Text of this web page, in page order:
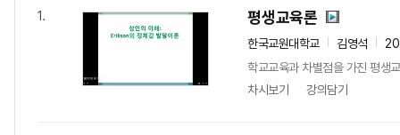
1. 평생교육론
한국교원대학교 김영석
학교교육과 차별점을 가진 평생
차시보기
강의담기